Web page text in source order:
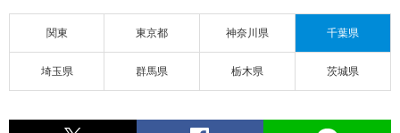
関東 東京都 神奈川県 千葉県
埼玉県 群馬県 栃木県 茨城県